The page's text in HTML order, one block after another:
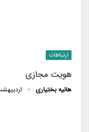
ارتباطات
هویت مجازی
هانیه بختیاری اردیبهشت 25, 1400